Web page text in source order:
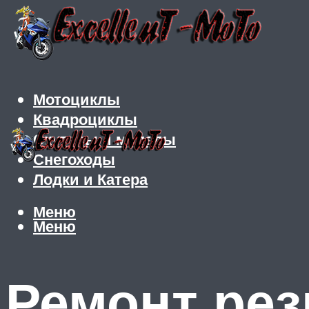
Мотоциклы
Квадроциклы
Скутеры и мопеды
Снегоходы
Лодки и Катера
Меню
Меню